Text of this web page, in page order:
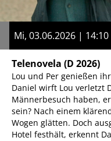
Mi, 03.06.2026 | 14:10
Telenovela (D 2026)
Lou und Per genießen
Daniel wirft Lou verletzt
Männerbesuch haben,
sein? Nach einem
Wogen glätten. Doch
Hotel festhält, erkennt